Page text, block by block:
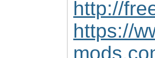
http://
https://